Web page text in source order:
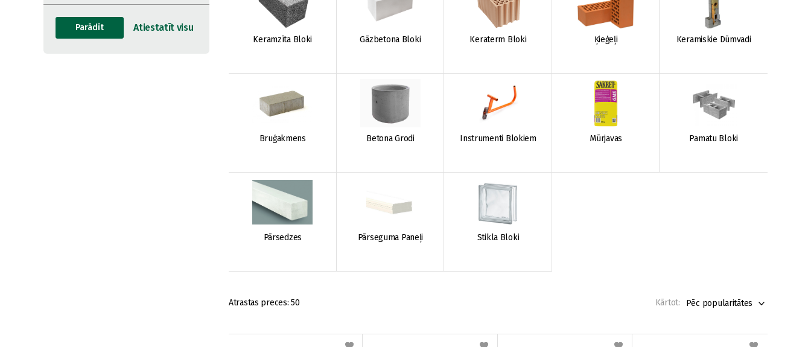
Keramzīta Bloki Gāzbetona Bloki Keraterm Bloki Ķieģeļi Keramiskie Dūmvadi
Bruģakmens Betona Grodi Instrumenti Blokiem Mūrjavas Pamatu Bloki
Pārsedzes Pārseguma Paneļi Stikla Bloki
Atrastas preces: 50 Kārtot: Pēc popularitātes